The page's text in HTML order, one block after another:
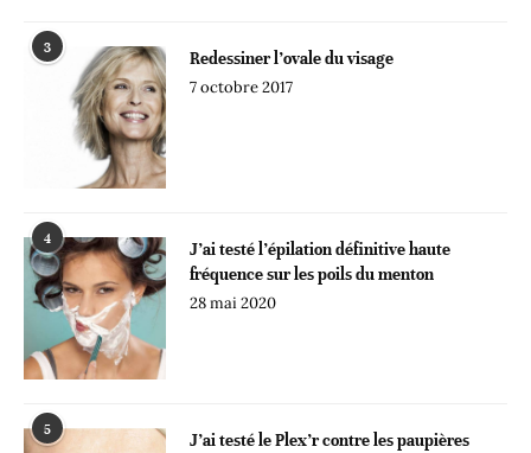
3
Redessiner l’ovale du visage
7 octobre 2017
4
J’ai testé l’épilation définitive haute
fréquence sur les poils du menton
28 mai 2020
5
J’ai testé le Plex’r contre les paupières